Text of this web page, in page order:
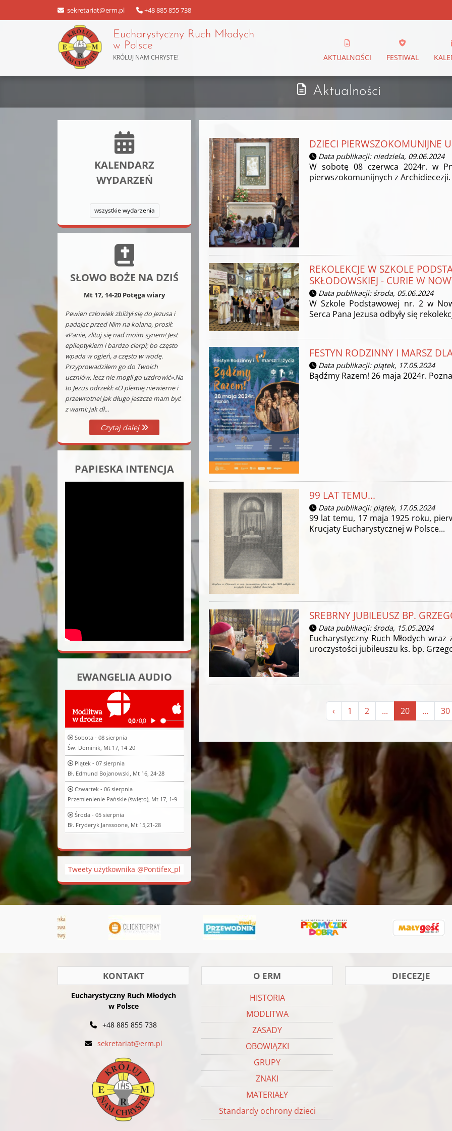
sekretariat@erm.pl +48 885 855 738
Eucharystyczny Ruch Młodych
w Polsce
KRÓLUJ NAM CHRYSTE! AKTUALNOŚCI FESTIWAL
Aktualności
KALENDARZ
WYDARZEŃ
wszystkie wydarzenia
SŁOWO BOŻE NA DZIŚ
Mt 17, 14-20 Potęga wiary
Pewien człowiek zbliżył się do Jezusa i
padając przed Nim na kolana, prosił:
«Panie, zlituj się nad moim synem! Jest
epileptykiem i bardzo cierpi; bo często
wpada w ogień, a często w wodę.
Przyprowadziłem go do Twoich
uczniów, lecz nie mogli go uzdrowić».Na
to Jezus odrzekł: «O plemię niewierne i
przewrotne! Jak długo jeszcze mam być
z wami; jak dł...
Czytaj dalej
PAPIESKA INTENCJA
EWANGELIA AUDIO
Sobota - 08 sierpnia
Św. Dominik, Mt 17, 14-20
Piątek - 07 sierpnia
Bł. Edmund Bojanowski, Mt 16, 24-28
Czwartek - 06 sierpnia
Przemienienie Pańskie (święto), Mt 17, 1-9
Środa - 05 sierpnia
Bł. Fryderyk Janssoone, Mt 15,21-28
Tweety użytkownika @Pontifex_pl
DZIECI PIERWSZOKOMUNIJNE
Data publikacji: niedziela, 09.06.2024
W sobotę 08 czerwca 2024r. w
pierwszokomunijnych z Archidiecezji.
REKOLEKCJE W SZKOLE
SKŁODOWSKIEJ - CURIE W
Data publikacji: środa, 05.06.2024
W Szkole Podstawowej nr. 2 w
Serca Pana Jezusa odbyły się
FESTYN RODZINNY I MARSZ
Data publikacji: piątek, 17.05.2024
Bądźmy Razem! 26 maja 2024r.
99 LAT TEMU...
Data publikacji: piątek, 17.05.2024
99 lat temu, 17 maja 1925 roku,
Krucjaty Eucharystycznej w Polsce...
SREBRNY JUBILEUSZ BP.
Data publikacji: środa, 15.05.2024
Eucharystyczny Ruch Młodych
uroczystości jubileuszu ks. bp.
‹ 1 2 ... 20 ... 30
KONTAKT
Eucharystyczny Ruch Młodych
w Polsce
+48 885 855 738
sekretariat@erm.pl
O ERM
HISTORIA
MODLITWA
ZASADY
OBOWIĄZKI
GRUPY
ZNAKI
MATERIAŁY
Standardy ochrony dzieci
DIECEZJE